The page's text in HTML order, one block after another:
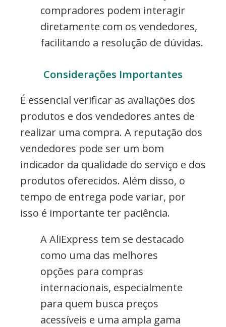
compradores podem interagir
diretamente com os vendedores,
facilitando a resolução de dúvidas.
Considerações Importantes
É essencial verificar as avaliações dos
produtos e dos vendedores antes de
realizar uma compra. A reputação dos
vendedores pode ser um bom
indicador da qualidade do serviço e dos
produtos oferecidos. Além disso, o
tempo de entrega pode variar, por
isso é importante ter paciência.
A AliExpress tem se destacado
como uma das melhores
opções para compras
internacionais, especialmente
para quem busca preços
acessíveis e uma ampla gama